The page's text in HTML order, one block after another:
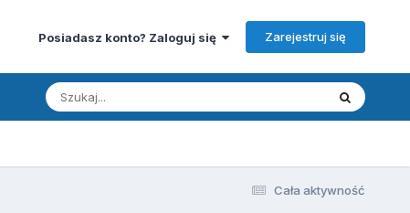
Posiadasz konto? Zaloguj się Zarejestruj się
Cała aktywność